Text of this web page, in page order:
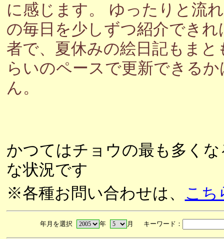
に感じます。 ゆったりと流
の毎日を少しずつ紹介でき
者で、夏休みの絵日記もま
らいのペースで更新できる
ん。
かつてはチョウの最も多く
な状況です
※各種お問い合わせは、 こち
年月を選択 年 月 キーワード：